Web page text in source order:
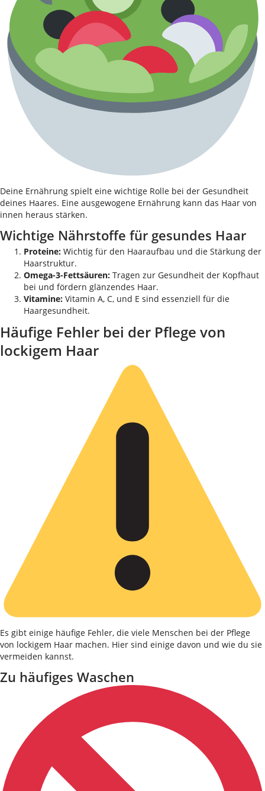
Deine Ernährung spielt eine wichtige Rolle bei der Gesundheit
deines Haares. Eine ausgewogene Ernährung kann das Haar von
innen heraus stärken.
Wichtige Nährstoffe für gesundes Haar
Proteine: Wichtig für den Haaraufbau und die Stärkung der
Haarstruktur.
Omega-3-Fettsäuren: Tragen zur Gesundheit der Kopfhaut
bei und fördern glänzendes Haar.
Vitamine: Vitamin A, C, und E sind essenziell für die
Haargesundheit.
Häufige Fehler bei der Pflege von
lockigem Haar
Es gibt einige häufige Fehler, die viele Menschen bei der Pflege
von lockigem Haar machen. Hier sind einige davon und wie du sie
vermeiden kannst.
Zu häufiges Waschen